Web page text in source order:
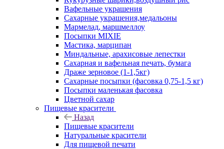
Вафельные украшения
Сахарные украшения,медальоны
Мармелад, маршмеллоу
Посыпки MIXIE
Мастика, марципан
Миндальные, арахисовые лепестки
Сахарная и вафельная печать, бумага
Драже зерновое (1-1,5кг)
Сахарные посыпки (фасовка 0,75-1,5 кг)
Посыпки маленькая фасовка
Цветной сахар
Пищевые красители
Назад
Пищевые красители
Натуральные красители
Для пищевой печати